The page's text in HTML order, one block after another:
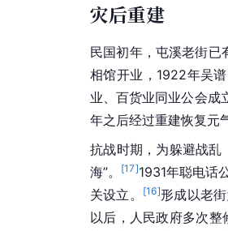
灾后重建
民国初年，屯溪老街已
相馆开业，1922年吴
业、百货业同业公会成
年之后经过重建恢复元
抗战时期，为躲避战乱
海”。
[17]1931年聪电话
关设立。
[16]形成以老
以后，人民政府多次